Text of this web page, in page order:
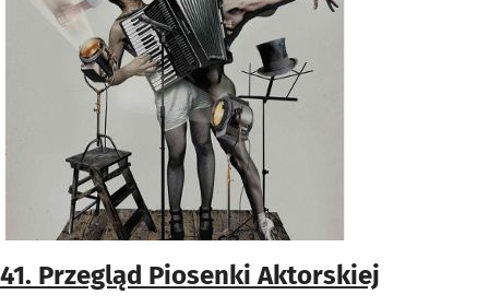
41. Przegląd Piosenki Aktorskiej